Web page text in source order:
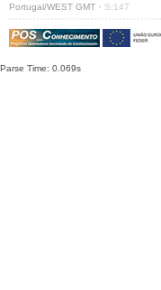
Portugal/WEST GMT · S:147
Parse Time: 0.069s